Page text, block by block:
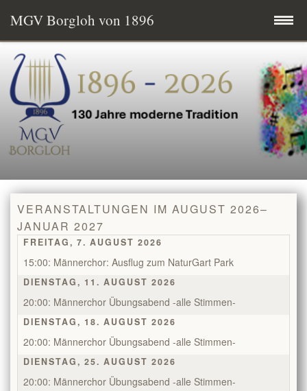
MGV Borgloh von 1896
Zum
Inhalt
springen
Startseite
Termine
MGV aktuell
Wissenswertes
Mitglied werden
Mitglieder
VERANSTALTUNGEN IM AUGUST 2026–
JANUAR 2027
FREITAG, 7. AUGUST 2026
15:00: Männerchor: Ausflug zum NaturGart Park
DIENSTAG, 11. AUGUST 2026
20:00: Männerchor Übungsabend -alle Stimmen-
DIENSTAG, 18. AUGUST 2026
20:00: Männerchor Übungsabend -alle Stimmen-
DIENSTAG, 25. AUGUST 2026
20:00: Männerchor Übungsabend -alle Stimmen-